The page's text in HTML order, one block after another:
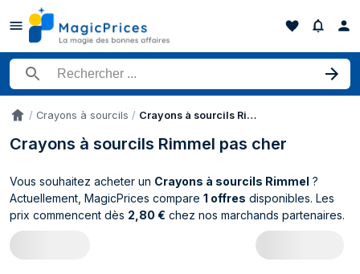
Rechercher un produit
AccueilCrayons à sourcils Crayons à sourcils Rimmel
Crayons à sourcils Rimmel pas cher
Vous souhaitez acheter un Crayons à sourcils Rimmel ?
Actuellement, MagicPrices compare 1 offres disponibles. Les
prix commencent dès 2,80 € chez nos marchands partenaires.